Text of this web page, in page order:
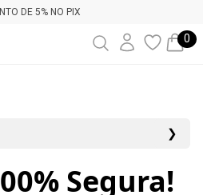
DE 5% NO PIX
0
❯
Segura!